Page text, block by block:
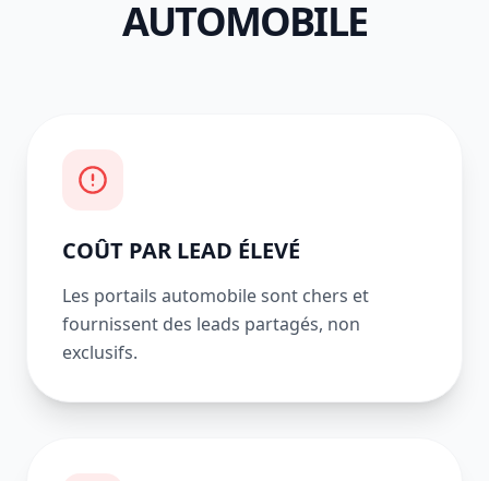
AUTOMOBILE
COÛT PAR LEAD ÉLEVÉ
Les portails automobile sont chers et
fournissent des leads partagés, non
exclusifs.